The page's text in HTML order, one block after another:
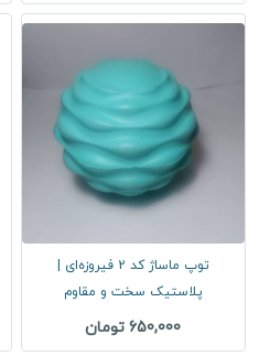
توپ ماساژ کد 2 فیروزه‌ای |
پلاستیک سخت و مقاوم
650,000 تومان